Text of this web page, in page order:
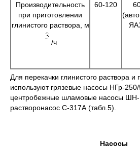
Производительность
при приготовлении
глинистого раствора, м
/ч
60-120
Для перекачки глинистого раствора
используют грязевые насосы НГр-
центробежные шламовые насосы
растворонасос С-317А (табл.5).
Насосы